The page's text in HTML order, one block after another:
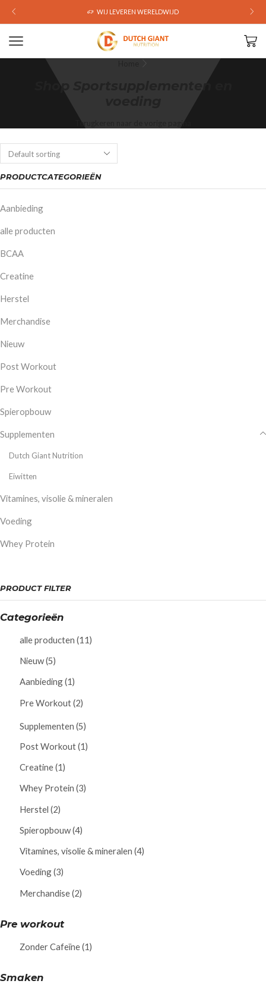
WIJ LEVEREN WERELDWIJD
Shop Sportsupplementen en
Terugkeren naar de vorige pagina
PRODUCTCATEGORIEËN
Aanbieding
alle producten
BCAA
Creatine
Herstel
Merchandise
Nieuw
Post Workout
Pre Workout
Spieropbouw
Supplementen
Dutch Giant Nutrition
Eiwitten
Vitamines, visolie & mineralen
Voeding
Whey Protein
PRODUCT FILTER
Categorieën
alle producten (11)
Nieuw(5)
Aanbieding(1)
Pre Workout(2)
Supplementen (5)
Post Workout(1)
Creatine(1)
Whey Protein (3)
Herstel (2)
Spieropbouw(4)
Vitamines, visolie & mineralen (4)
Voeding(3)
Merchandise(2)
Pre workout
Zonder Cafeïne(1)
Smaken